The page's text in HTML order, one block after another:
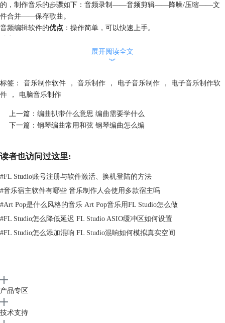
的，制作音乐的步骤如下：音频录制——音频剪辑——降噪/压缩——文
件合并——保存歌曲。
音频编辑软件的优点 ：操作简单，可以快速上手。
：这种音频编辑软件可以作为专业音乐制作软件的辅助，如录音、剪
2.打谱软件——Sibelius
作为打谱软件，在制作音乐时与音频编辑软件有很大不同。
缺点
用途 ：在乐队练习时，可以让乐队成员明白音高等详细的乐理。
3.音乐制作软件——FL Studio
展开阅读全文
︾
标签： 音乐制作软件 ， 音乐制作 ， 电子音乐制作 ，
电子音乐制作软
件
， 电脑音乐制作
上一篇： 编曲扒带什么意思 编曲需要学什么
下一篇： 钢琴编曲常用和弦 钢琴编曲怎么编
读者也访问过这里:
#FL Studio账号注册与软件激活、换机登陆的方法
#音乐宿主软件有哪些 音乐制作人会使用多款宿主吗
#Art Pop是什么风格的音乐 Art Pop音乐用FL Studio怎么做
#FL Studio怎么降低延迟 FL Studio ASIO缓冲区如何设置
#FL Studio怎么添加混响 FL Studio混响如何模拟真实空间
产品专区
技术支持